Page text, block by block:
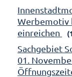
Werbemotiv
einreichen
Sachgebiet
01.